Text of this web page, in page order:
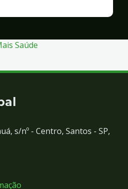
Saúde
s/nº - Centro, Santos - SP,